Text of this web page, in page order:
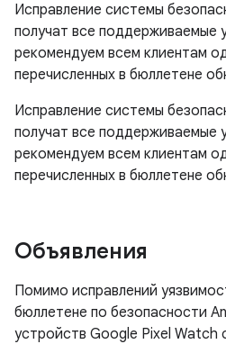
Исправление системы
получат все поддерживаемые
рекомендуем всем клиентам
перечисленных в бюллетене
Исправление системы
получат все поддерживаемые
рекомендуем всем клиентам
перечисленных в бюллетене
Объявления
Помимо исправлений
бюллетене по безопасности
устройств Google Pixel Watch